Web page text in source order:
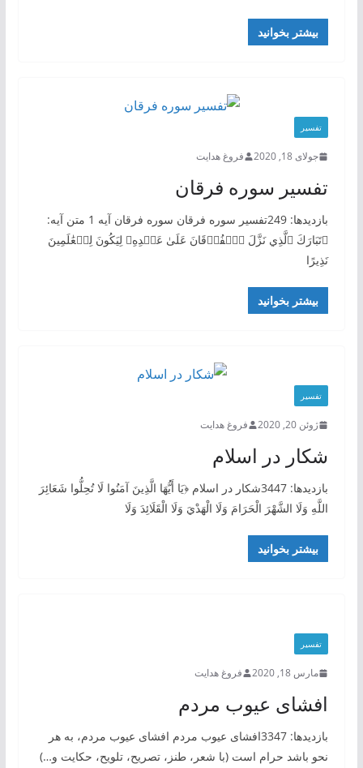
بیشتر بخوانید
تفسیر
جولای 18, 2020 فروغ هدایت
تفسیر سوره فرقان
بازدیدها: 249تفسیر سوره فرقان سوره فرقان آيه 1 ‏متن آیه: ‏
‏﴿تَبَارَكَ ٱلَّذِي نَزَّلَ ٱلۡفُرۡقَانَ عَلَىٰ عَبۡدِهِۦ لِيَكُونَ لِلۡعَٰلَمِينَ
نَذِيرًا
بیشتر بخوانید
تفسیر
ژوئن 20, 2020 فروغ هدایت
شکار در اسلام
بازدیدها: 3447شکار در اسلام ﴿يَا أَيُّهَا الَّذِينَ آمَنُوا لَا تُحِلُّوا شَعَائِرَ
اللَّهِ وَلَا الشَّهْرَ الْحَرَامَ وَلَا الْهَدْيَ وَلَا الْقَلَائِدَ وَلَا
بیشتر بخوانید
تفسیر
مارس 18, 2020 فروغ هدایت
افشای عیوب مردم
بازدیدها: 3347افشای عیوب مردم افشای عیوب مردم، به هر
نحو باشد حرام است (با شعر، طنز، تصریح، تلویح، حکایت و…)